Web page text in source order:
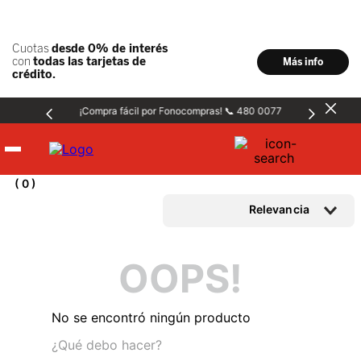
¡Compra fácil por Fonocompras! 📞 480 0077
Hombre
Accesorios
0
Relevancia
OOPS!
No se encontró ningún producto
¿Qué debo hacer?